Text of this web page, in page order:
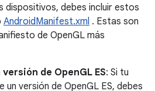
dispositivos, debes incluir estos
AndroidManifest.xml . Estas son
de OpenGL más
de OpenGL ES: Si tu
un versión de OpenGL ES, debes